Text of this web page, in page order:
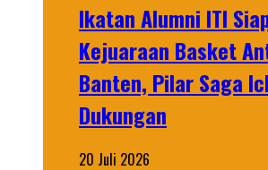
Ikatan Alumni ITI
Kejuaraan Basket
Banten, Pilar Saga
Dukungan
20 Juli 2026